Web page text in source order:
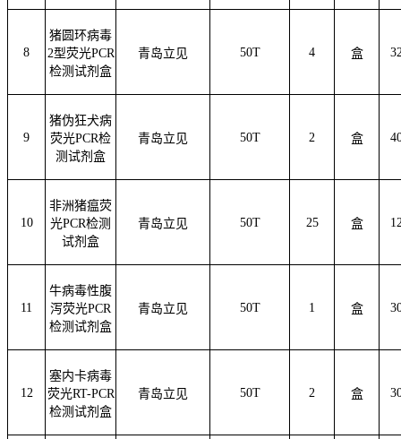
8
猪圆环病毒
2型荧光PCR
检测试剂盒
青岛立见 50T 4 盒
9
猪伪狂犬病
荧光PCR检
测试剂盒
青岛立见 50T 2 盒
10
非洲猪瘟荧
光PCR检测
试剂盒
青岛立见 50T 25 盒
11
牛病毒性腹
泻荧光PCR
检测试剂盒
青岛立见 50T 1 盒
12
塞内卡病毒
荧光RT-PCR
检测试剂盒
青岛立见 50T 2 盒